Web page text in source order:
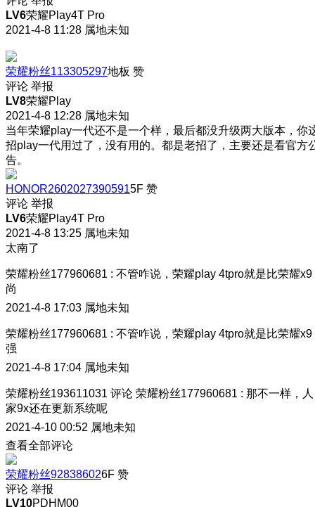
LV6荣耀Play4T Pro
2021-4-8 11:28 属地未知
荣耀粉丝113305297地板 赞
评论 举报
LV8荣耀Play
2021-4-8 12:28 属地未知
当年荣耀play一代还不是一个样，最后都没升级两大版本，你
招play一代用过了，没有用的。都是老招了，主要还是看官方
告。
HONOR26020273905915F 赞
评论 举报
LV6荣耀Play4T Pro
2021-4-8 13:25 属地未知
太南了
荣耀粉丝177960681 : 不管咋说，荣耀play 4tpro就是比荣耀x9
尚
2021-4-8 17:03 属地未知
荣耀粉丝177960681 : 不管咋说，荣耀play 4tpro就是比荣耀x9
强
2021-4-8 17:04 属地未知
荣耀粉丝193611031 评论 荣耀粉丝177960681 : 那不一样，人
家9x还在更新系统呢
2021-4-10 00:52 属地未知
查看全部评论
荣耀粉丝928386026F 赞
评论 举报
LV10PDHM00